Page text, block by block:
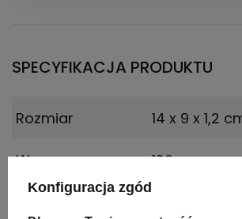
SPECYFIKACJA PRODUKTU
Rozmiar 14 x 9 x 1,2
Waga
produktu (g)
126
Konfiguracja zgód